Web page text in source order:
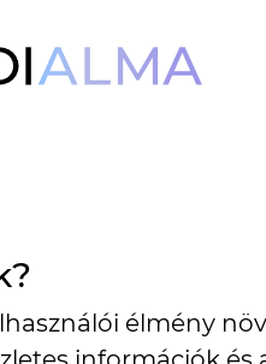
út 25.
élmény